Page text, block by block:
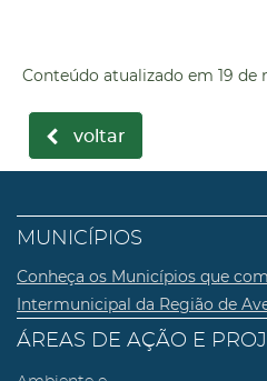
Conteúdo atualizado em 19 de
voltar
MUNICÍPIOS
Conheça os Municípios que
Intermunicipal da Região de
ÁREAS DE AÇÃO E